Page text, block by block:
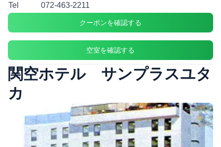
Tel
072-463-2211
クーポンを確認する
空室を確認する
関空ホテル サンプラスユタ
カ